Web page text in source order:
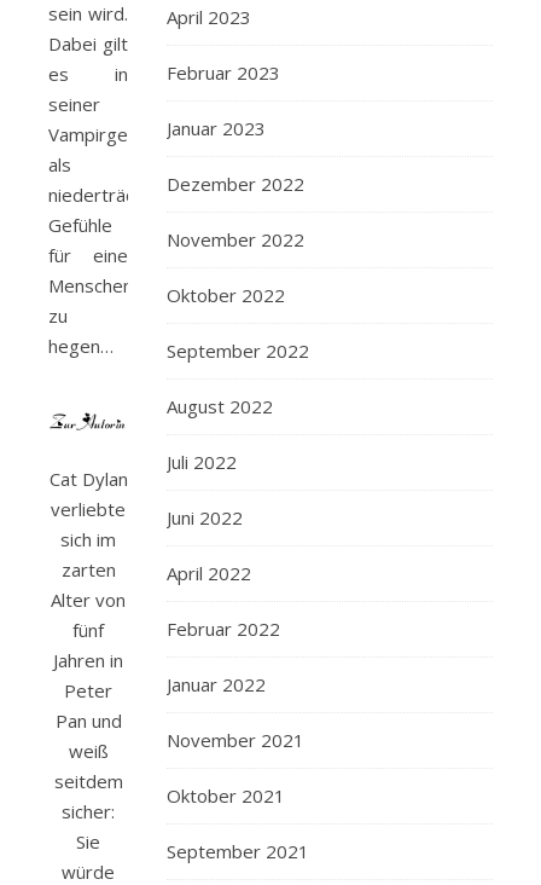
sein wird.
Dabei gilt
es in
seiner
Vampirgemeinschaft
als
niederträchtig,
Gefühle
für eine
Menschenfrau
zu
hegen…
Cat Dylan
verliebte
sich im
zarten
Alter von
fünf
Jahren in
Peter
Pan und
weiß
seitdem
sicher:
Sie
würde
April 2023
Februar 2023
Januar 2023
Dezember 2022
November 2022
Oktober 2022
September 2022
August 2022
Juli 2022
Juni 2022
April 2022
Februar 2022
Januar 2022
November 2021
Oktober 2021
September 2021